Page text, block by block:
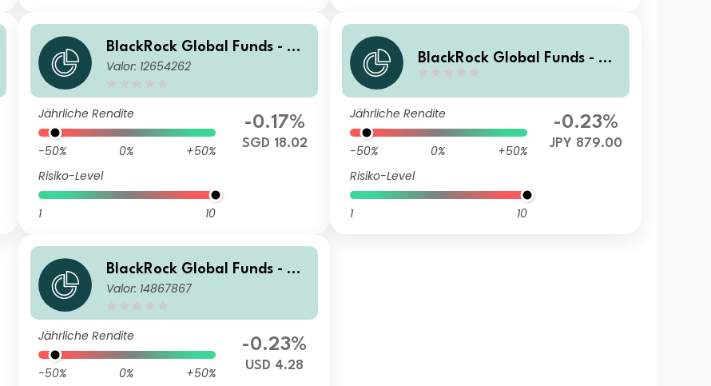
BlackRock Global Funds - US
Dollar High Yield Bond Fund
Valor: 12654262
Jährliche Rendite
-50% 0%
+50%
Risiko-Level
1 10
-0.17%
SGD 18.02
BlackRock Global Funds - US
A6 JPY Hedged
Jährliche Rendite
-50% 0%
+50%
Risiko-Level
1 10
-0.23%
JPY 879.00
BlackRock Global Funds - US
Dollar High Yield Bond Fund
Valor: 14867867
Jährliche Rendite
-50% 0%
+50%
-0.23%
USD 4.28